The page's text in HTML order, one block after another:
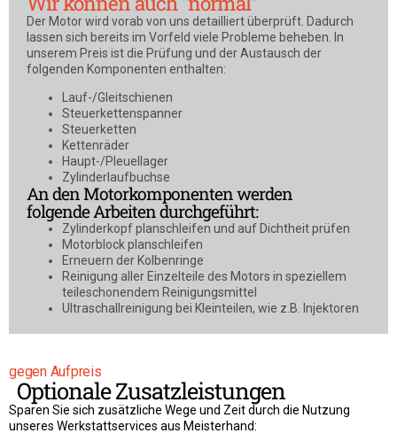
Der Motor wird vorab von uns detailliert überprüft. Dadurch
lassen sich bereits im Vorfeld viele Probleme beheben. In
unserem Preis ist die Prüfung und der Austausch der
folgenden Komponenten enthalten:
Lauf-/Gleitschienen
Steuerkettenspanner
Steuerketten
Kettenräder
Haupt-/Pleuellager
Zylinderlaufbuchse
An den Motorkomponenten werden
folgende Arbeiten durchgeführt:
Zylinderkopf planschleifen und auf Dichtheit prüfen
Motorblock planschleifen
Erneuern der Kolbenringe
Reinigung aller Einzelteile des Motors in speziellem
teileschonendem Reinigungsmittel
Ultraschallreinigung bei Kleinteilen, wie z.B. Injektoren
gegen Aufpreis
Optionale Zusatzleistungen
Sparen Sie sich zusätzliche Wege und Zeit durch die Nutzung
unseres Werkstattservices aus Meisterhand: